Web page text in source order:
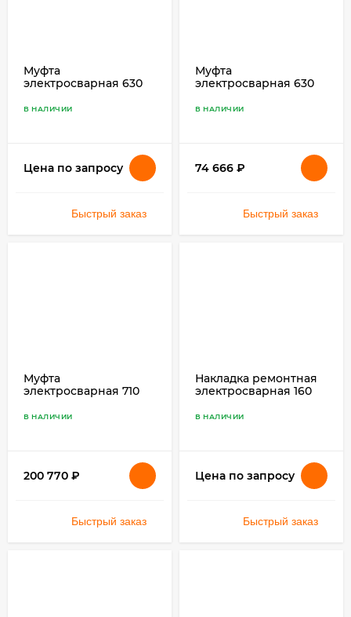
Муфта
электросварная 630
В НАЛИЧИИ
Цена по запросу
Быстрый заказ
Муфта
электросварная 630
В НАЛИЧИИ
74 666 ₽
Быстрый заказ
Муфта
электросварная 710
В НАЛИЧИИ
200 770 ₽
Быстрый заказ
Накладка ремонтная
электросварная 160
В НАЛИЧИИ
Цена по запросу
Быстрый заказ